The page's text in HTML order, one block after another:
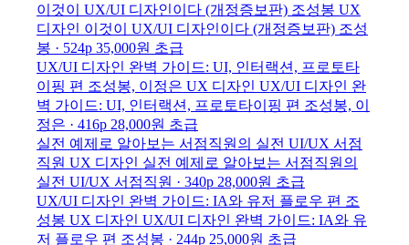
이것이 UX/UI 디자인이다 (개정증보판) 조성봉 UX
디자인 이것이 UX/UI 디자인이다 (개정증보판) 조성
봉 · 524p 35,000원 초급
UX/UI 디자인 완벽 가이드: UI, 인터랙션, 프로토타
이핑 편 조성봉, 이정은 UX 디자인 UX/UI 디자인 완
벽 가이드: UI, 인터랙션, 프로토타이핑 편 조성봉, 이
정은 · 416p 28,000원 초급
실전 예제로 알아보는 서점직원의 실전 UI/UX 서점
직원 UX 디자인 실전 예제로 알아보는 서점직원의
실전 UI/UX 서점직원 · 340p 28,000원 초급
UX/UI 디자인 완벽 가이드: IA와 유저 플로우 편 조
성봉 UX 디자인 UX/UI 디자인 완벽 가이드: IA와 유
저 플로우 편 조성봉 · 244p 25,000원 초급